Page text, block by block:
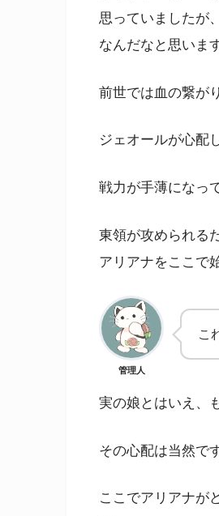
思っていましたが
なんだなと思います
前世では血の繋が
ジェオールが心配
戦力が手薄になっ
東領が攻められる
アリアナをここで
管理人
こ
実の娘とはいえ、
その心配は当然で
ここでアリアナが